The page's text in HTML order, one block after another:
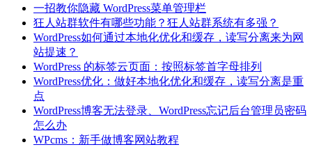
一招教你隐藏 WordPress菜单管理栏
狂人站群软件有哪些功能？狂人站群系统有多强？
WordPress如何通过本地化优化和缓存，读写分离来为网
站提速？
WordPress 的标签云页面：按照标签首字母排列
WordPress优化：做好本地化优化和缓存，读写分离是重
点
WordPress博客无法登录、WordPress忘记后台管理员密码
怎么办
WPcms：新手做博客网站教程